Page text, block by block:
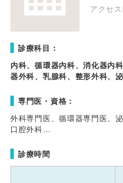
アクセ
診療科目：
内科、循環器内科、消化器内
器外科、乳腺科、整形外科、
専門医・資格：
外科専門医、循環器専門医、
口腔外科…
診療時間